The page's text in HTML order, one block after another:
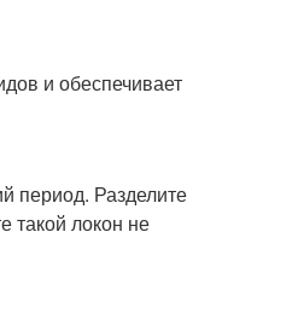
и обеспечивает
период. Разделите
такой локон не